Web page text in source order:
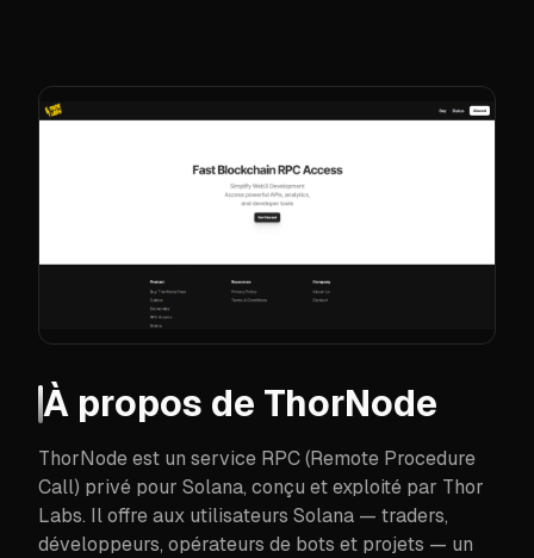
À propos de ThorNode
ThorNode est un service RPC (Remote Procedure
Call) privé pour Solana, conçu et exploité par Thor
Labs. Il offre aux utilisateurs Solana — traders,
développeurs, opérateurs de bots et projets — un